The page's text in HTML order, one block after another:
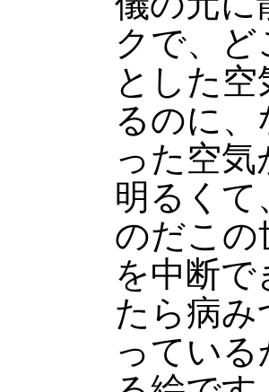
クで、
とした
るのに
った空
明るくて
のだこの
を中断
たら病
ってい